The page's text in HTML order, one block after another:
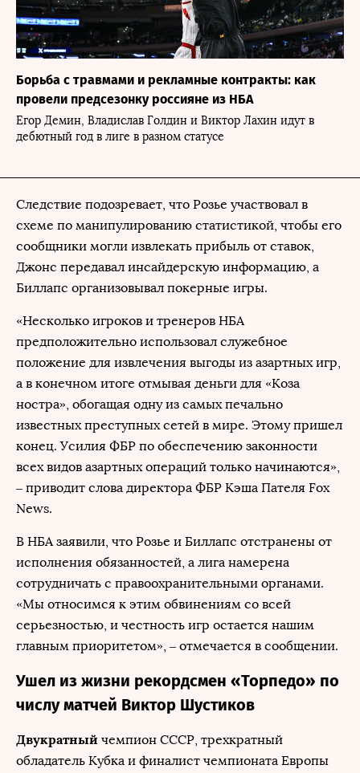
Борьба с травмами и рекламные контракты: как
провели предсезонку россияне из НБА
Егор Демин, Владислав Голдин и Виктор Лахин идут в
дебютный год в лиге в разном статусе
Следствие подозревает, что Розье участвовал в
схеме по манипулированию статистикой, чтобы его
сообщники могли извлекать прибыль от ставок,
Джонс передавал инсайдерскую информацию, а
Биллапс организовывал покерные игры.
«Несколько игроков и тренеров НБА
предположительно использовал служебное
положение для извлечения выгоды из азартных игр,
а в конечном итоге отмывая деньги для «Коза
ностра», обогащая одну из самых печально
известных преступных сетей в мире. Этому пришел
конец. Усилия ФБР по обеспечению законности
всех видов азартных операций только начинаются»,
– приводит слова директора ФБР Кэша Пателя Fox
News.
В НБА заявили, что Розье и Биллапс отстранены от
исполнения обязанностей, а лига намерена
сотрудничать с правоохранительными органами.
«Мы относимся к этим обвинениям со всей
серьезностью, и честность игр остается нашим
главным приоритетом», – отмечается в сообщении.
Ушел из жизни рекордсмен «Торпедо» по
числу матчей Виктор Шустиков
Двукратный чемпион СССР, трехкратный
обладатель Кубка и финалист чемпионата Европы